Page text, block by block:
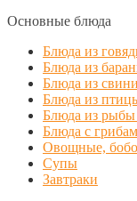
Основные блюда
Блюда из
Блюда из
Блюда из
Блюда из
Блюда из рыбы
Блюда с
Овощные,
Супы
Завтраки